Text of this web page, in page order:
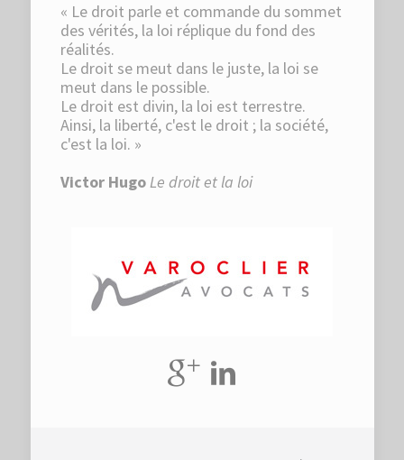
« Le droit parle et commande du sommet
des vérités, la loi réplique du fond des
réalités.
Le droit se meut dans le juste, la loi se
meut dans le possible.
Le droit est divin, la loi est terrestre.
Ainsi, la liberté, c'est le droit ; la société,
c'est la loi. »
Victor HugoLe droit et la loi